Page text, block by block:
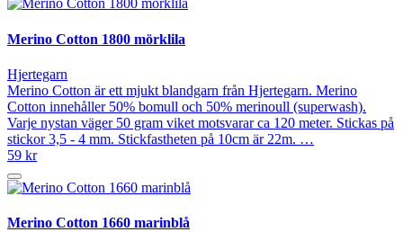
Merino Cotton 1800 mörklila
Hjertegarn
Merino Cotton är ett mjukt blandgarn från Hjertegarn. Merino
Cotton innehåller 50% bomull och 50% merinoull (superwash).
Varje nystan väger 50 gram viket motsvarar ca 120 meter. Stickas på
stickor 3,5 - 4 mm. Stickfastheten på 10cm är 22m. …
59 kr
Merino Cotton 1660 marinblå